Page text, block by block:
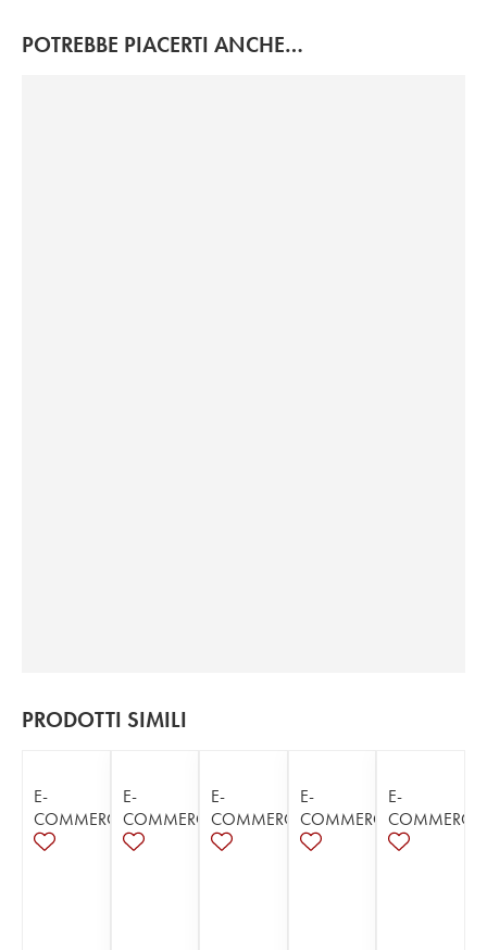
POTREBBE PIACERTI ANCHE…
PRODOTTI SIMILI
E-
COMMERCE
E-
COMMERCE
E-
COMMERCE
E-
COMMERCE
E-
COMMERCE